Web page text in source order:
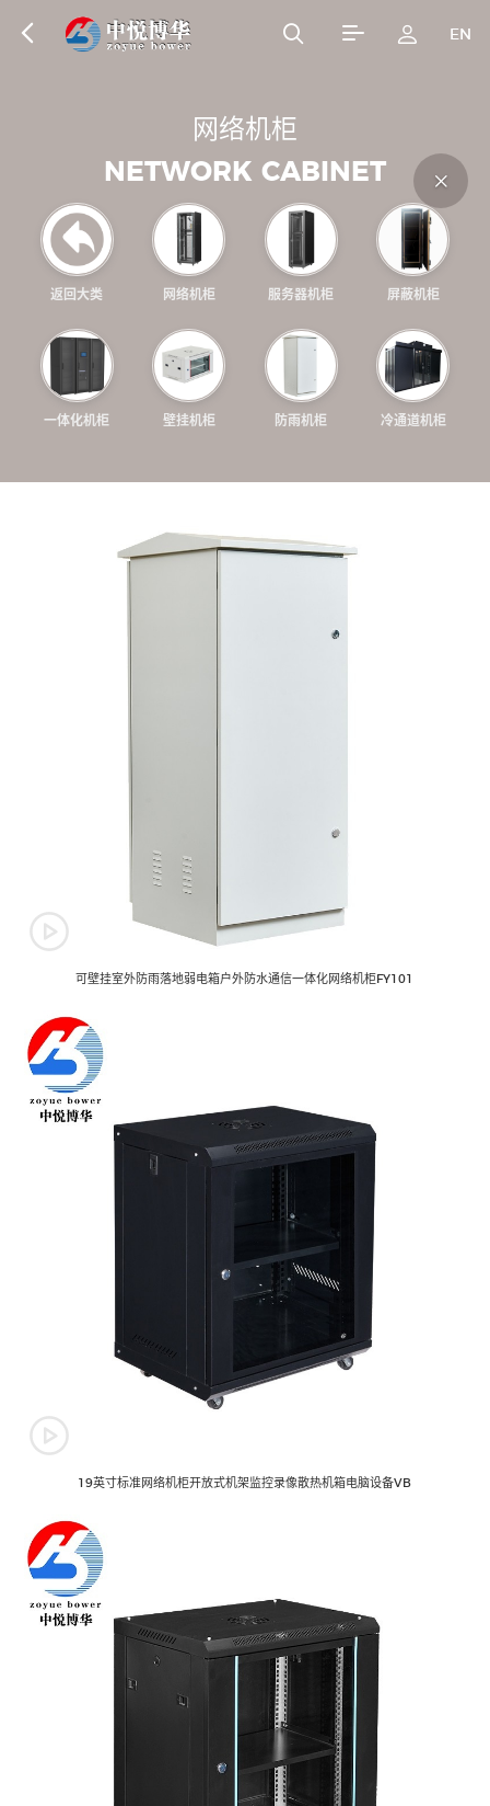
EN
网 络机柜
N ETWOR K CAB N ET
返回大类 网络机柜 服务器机柜 屏蔽机柜
一体化机柜 壁挂机柜 防雨机柜 冷通道机柜
可壁挂室外防雨落地弱电箱户外防水通信一体化网络机柜FY101
19英寸标准网络机柜开放式机架监控录像散热机箱电脑设备VB